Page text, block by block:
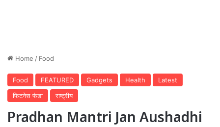
Home / Food
Food FEATURED Gadgets Health
Latest
फिटनेस फंडा
राष्ट्रीय
Pradhan Mantri Jan Aushadhi